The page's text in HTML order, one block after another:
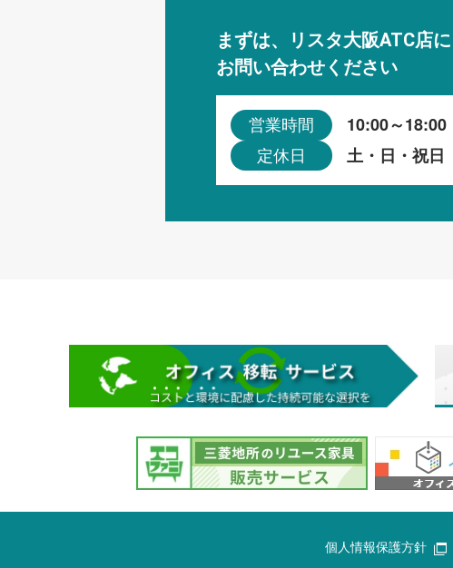
まずは、リスタ大阪ATC店に
お問い合わせください
営業時間 10:00～18:00
定休日 土・日・祝日
個人情報保護方針